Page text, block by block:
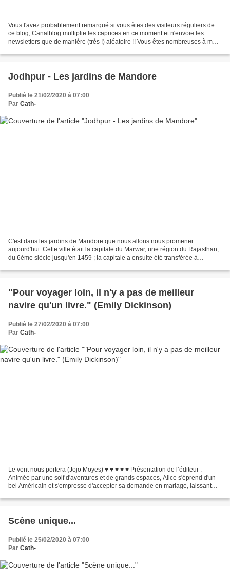
Vous l'avez probablement remarqué si vous êtes des visiteurs réguliers de
ce blog, Canalblog multiplie les caprices en ce moment et n'envoie les
newsletters que de manière (très !) aléatoire !! Vous êtes nombreuses à me
Jodhpur - Les jardins de Mandore
Publié le 21/02/2020 à 07:00
Par Cath-
C'est dans les jardins de Mandore que nous allons nous promener
aujourd'hui. Cette ville était la capitale du Marwar, une région du Rajasthan,
du 6ème siècle jusqu'en 1459 ; la capitale a ensuite été transférée à
"Pour voyager loin, il n'y a pas de meilleur
navire qu'un livre." (Emily Dickinson)
Publié le 27/02/2020 à 07:00
Par Cath-
Le vent nous portera (Jojo Moyes) ♥ ♥ ♥ ♥ ♥ Présentation de l’éditeur :
Animée par une soif d'aventures et de grands espaces, Alice s'éprend d'un
bel Américain et s'empresse d'accepter sa demande en mariage, laissant
Scène unique...
Publié le 25/02/2020 à 07:00
Par Cath-